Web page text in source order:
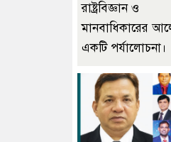
রাষ্ট্রবিজ্ঞান ও
মানবাধিকারের
একটি পর্যালোচনা।